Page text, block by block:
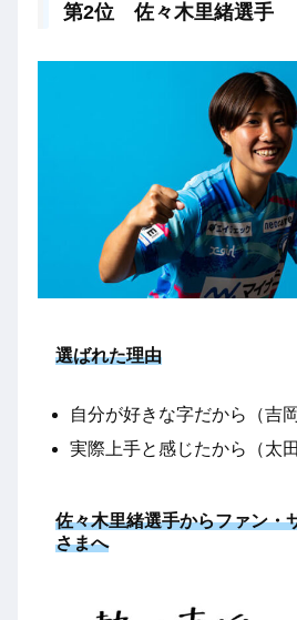
第2位 佐々木里緒選手
選ばれた理由
自分が好きな字だから（吉岡
実際上手と感じたから（太田
佐々木里緒選手からファン・
さまへ